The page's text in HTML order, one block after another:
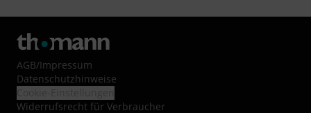
AGB/Impressum
Datenschutzhinweise
Widerrufsrecht für Verbraucher